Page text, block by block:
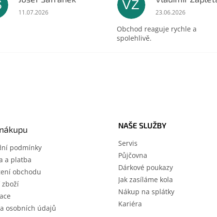
Hodnocení obchodu je 5 z 5 hvězdiček.
11.07.2026
VZ Hodnocení
23.06.2026
Obchod reaguje rychle a
spolehlivě.
podmínky
a platba
obchodu
zboží
osobních údajů
NAŠE SLUŽBY
Servis
Půjčovna
Dárkové poukazy
Jak zasíláme kola
Nákup na splátky
Kariéra